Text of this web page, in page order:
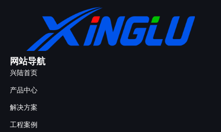
网站导航
兴陆首页
产品中心
解决方案
工程案例